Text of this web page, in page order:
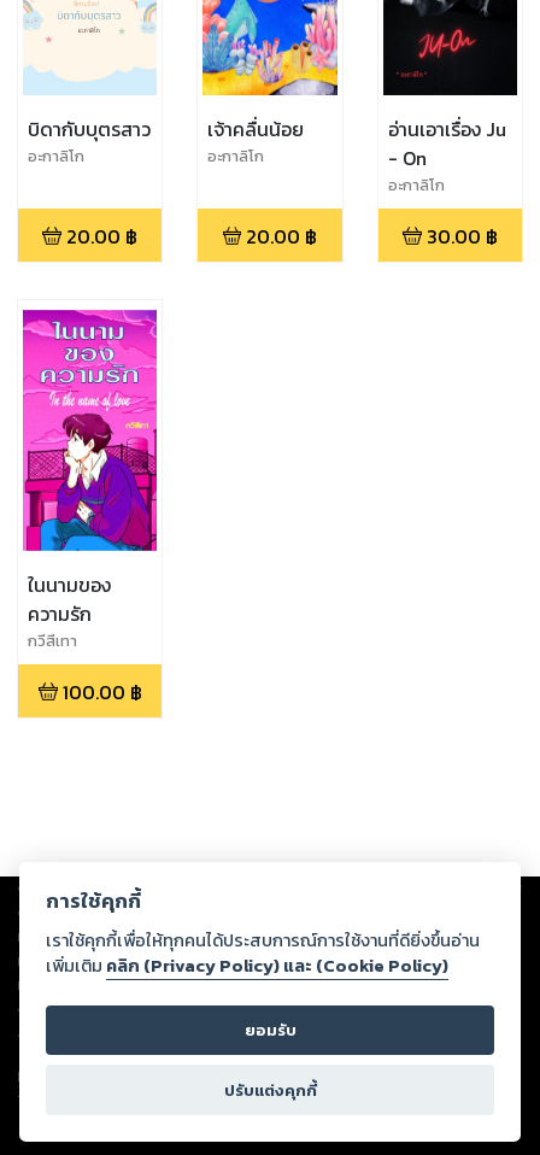
บิดากับบุตรสาว
อะกาลิโก
20.00 ฿
เจ้าคลื่นน้อย
อะกาลิโก
20.00 ฿
อ่านเอาเรื่อง Ju
- On
อะกาลิโก
30.00 ฿
ในนามของ
ความรัก
กวีสีเทา
100.00 ฿
Copyright © 2026
ต่อผลงานหรือเนื้อหาใดที่อัปโหลดผ่านเว็บไซต์และปรากฏว่าละเมิดสิทธิใน
ทรัพย์สินทางปัญญาของบุคคลอื่นหรือขัดต่อกฎหมายและศีลธรรม ดังนั้น ผู้อ่าน
ทุกท่านโปรดใช้วิจารณญาณในการกลั่นกรองด้วยตนเอง และหากท่านพบว่าส่วน
หนึ่งส่วนใดขัดต่อกฎหมายและศีลธรรม กรุณาแจ้งมายังบริษัท เพื่อทีมงานจะได้
ดำเนินการในทันที ทั้งนี้ ทางสตอรี่ล็อกขอสงวนลิขสิทธิ์ตามพระราชบัญญัติ
ลิขสิทธิ์ พ.ศ. 2537 (ฉบับล่าสุด)
For support: member@ookbee.com
Version
การใช้คุกกี้
เราใช้คุกกี้เพื่อให้ทุกคนได้ประสบการณ์การใช้งานที่ดียิ่งขึ้นอ่าน
เพิ่มเติม คลิก (Privacy Policy) และ (Cookie Policy)
ยอมรับ
ปรับแต่งคุกกี้